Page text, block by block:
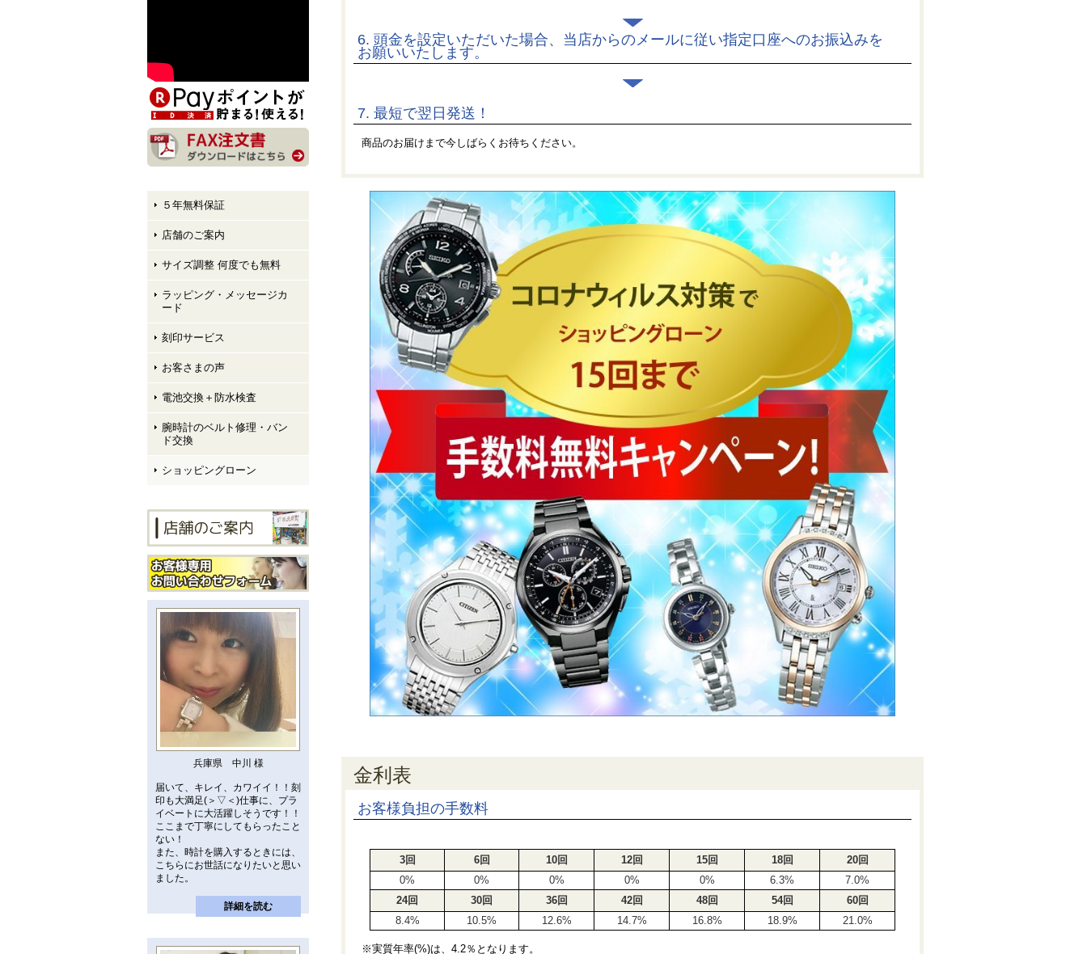
n ES9495-59E LIGHT in BL
ACK Eco-Drive 50th Anniver
sary Edition レディースモデ
ル 入荷しました！
５年無料保証
店舗のご案内
サイズ調整 何度でも無料
ラッピング・メッセージカ
ード
刻印サービス
お客さまの声
電池交換＋防水検査
腕時計のベルト修理・バン
ド交換
ショッピングローン
兵庫県 中川 様
届いて、キレイ、カワイイ！！刻
印も大満足(＞▽＜)仕事に、プラ
イベートに大活躍しそうです！！
ここまで丁寧にしてもらったこと
ない！
また、時計を購入するときには、
こちらにお世話になりたいと思い
ました。
詳細を読む
6. 頭金を設定いただいた場合、当店からのメールに従い指定口座へのお振込みを
お願いいたします。
7. 最短で翌日発送！
商品のお届けまで今しばらくお待ちください。
金利表
お客様負担の手数料
3回 6回 10回 12回 15回 18回
20回
0%
0% 0% 0% 0% 6.3%
7.0%
24回
30回 36回 42回 48回 54回
60回
8.4%
10.5% 12.6% 14.7% 16.8% 18.9% 21.0%
※実質年率(%)は、4.2％となります。